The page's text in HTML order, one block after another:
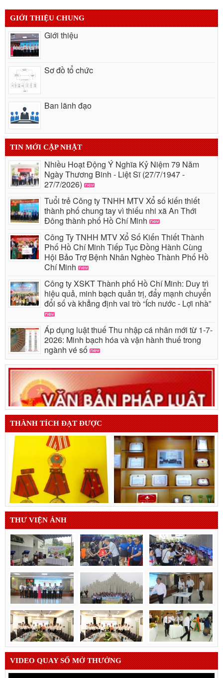
GIỚI THIỆU CHUNG
Giới thiệu
Sơ đồ tổ chức
Ban lãnh đạo
TIN MỚI CẬP NHẬT
Nhiều Hoạt Động Ý Nghĩa Kỷ Niệm 79 Năm
Ngày Thương Binh - Liệt Sĩ (27/7/1947 -
27/7/2026)
Tuổi trẻ Công ty TNHH MTV Xổ số kiến thiết
thành phố chung tay vì thiếu nhi xã An Thới
Đông thành phố Hồ Chí Minh
Công Ty TNHH MTV Xổ Số Kiến Thiết Thành
Phố Hồ Chí Minh Tiếp Tục Đồng Hành Cùng
Hội Bảo Trợ Bệnh Nhân Nghèo Thành Phố Hồ
Chí Minh
Công ty XSKT Thành phố Hồ Chí Minh: Duy trì
hiệu quả, minh bạch quản trị, đẩy mạnh chuyển
đổi số và khẳng định vai trò “Ích nước - Lợi nhà”
Áp dụng luật thuế Thu nhập cá nhân mới từ 1-7-
2026: Minh bạch hóa và vận hành thuế trong
ngành vé số
THÀNH TÍCH ĐẠT ĐƯỢC
THƯ VIỆN ẢNH
VIDEO QUAY SỐ MỞ THƯỞNG